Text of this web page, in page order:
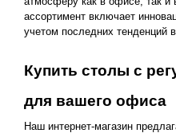
ассортимент включает
учетом последних тенденций
Купить столы с
для вашего офиса
Наш интернет-магазин